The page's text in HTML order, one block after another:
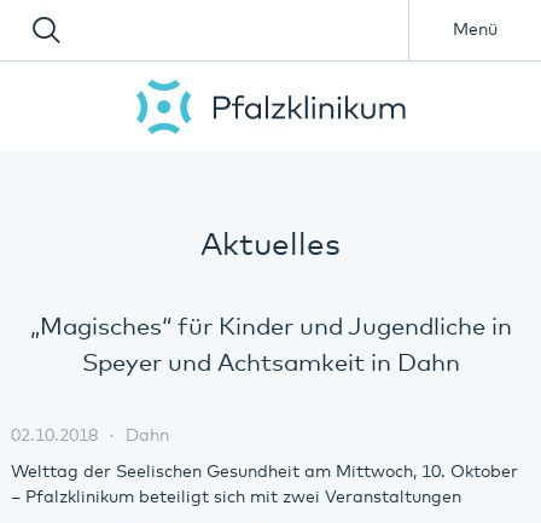
Menü
Aktuelles
„Magisches“ für Kinder und Jugendliche in
Speyer und Achtsamkeit in Dahn
02.10.2018 Dahn
Welttag der Seelischen Gesundheit am Mittwoch, 10. Oktober
– Pfalzklinikum beteiligt sich mit zwei Veranstaltungen